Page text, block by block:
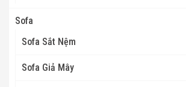
Sofa
Sofa Sắt Nệm
Sofa Giả Mây